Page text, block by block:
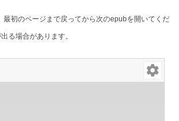
初のページまで戻ってから次のepubを開いてくだ
る場合があります。